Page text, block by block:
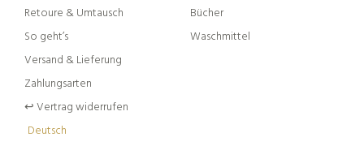
Retoure & Umtausch
So geht’s
Versand & Lieferung
Zahlungsarten
↩︎ Vertrag widerrufen
Deutsch
Bücher
Waschmittel